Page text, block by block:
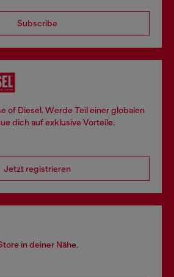
Subscribe
of Diesel. Werde Teil einer globalen
dich auf exklusive Vorteile.
Jetzt registrieren
in deiner Nähe.